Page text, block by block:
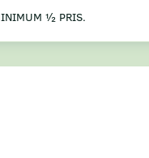
½ PRIS.